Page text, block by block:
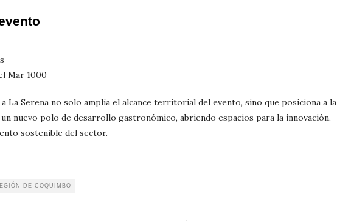
Mar 1000
La Serena no solo amplía el alcance territorial del evento, sino que posiciona a la
nuevo polo de desarrollo gastronómico, abriendo espacios para la innovación,
sostenible del sector.
DE COQUIMBO